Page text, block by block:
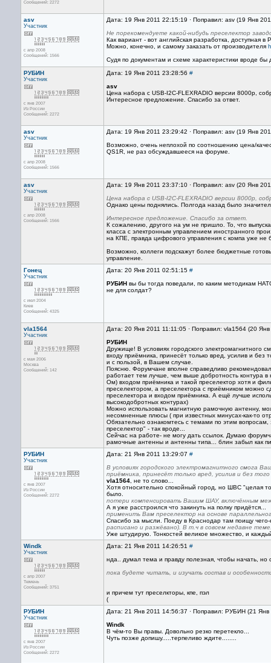
Сообщений: 2272
asv
Участник
с апр 2008
Сообщений: 1566
Дата: 19 Янв 2011 22:15:19 · Поправил: asv (19 Янв
Не порекомендуете какой-нибудь преселектор
Как вариант - вот английская разработка, доступная в
Можно, конечно, и самому заказать от производителя
Судя по документам и схеме характеристики вроде
РУБИН
Участник
с янв 2007
Из России
Сообщений: 2272
Дата: 19 Янв 2011 23:28:56 #
asv
Цена набора с USB-I2C-FLEXRADIO версии 8000р,
Интересное предложение. Спасибо за ответ.
asv
Участник
с апр 2008
Сообщений: 1566
Дата: 19 Янв 2011 23:29:42 · Поправил: asv (19 Янв
Возможно, очень неплохой по соотношению цена/
QS1R, не раз обсуждавшееся на форуме.
asv
Участник
с апр 2008
Сообщений: 1566
Дата: 19 Янв 2011 23:37:10 · Поправил: asv (20 Янв
Цена набора с USB-I2C-FLEXRADIO версии 8000р,
Однако цены поднялись. Полгода назад было
Интересное предложение. Спасибо за ответ.
К сожалению, другого на ум не пришло. То, что
класса с электронным управлением иностранного
на КПЕ, правда цифрового управления с компа уже не
Возможно, коллеги подскажут более бюджетные
управление.
Гонец
Участник
с июл 2004
Киев
Сообщений: 4325
Дата: 20 Янв 2011 02:51:15 #
РУБИН вы бы тогда поведали, по каким методикам
не для солдат?
vla1564
Участник
с мая 2006
Москва
Сообщений: 142
Дата: 20 Янв 2011 11:11:05 · Поправил: vla1564 (20
РУБИН
Дружище! В условиях городского электромагнитного
входу приёмника, принесёт только вред, усилив и
и с пользой, в Вашем случае.
Поясню. Форумчане вполне справедливо
работает тем лучше, чем выше добротность контура
Ом) входом приёмника и такой преселектор хотя и
преселектором, а преселектора с приёмником
преселектора и входом приёмника. А ещё лучше
высокодобротных контурах)
Можно использовать магнитную рамочную антенну,
несомненные плюсы ( при известных минусах-как-то
Обязательно ознакомтесь с темами по этим
преселектор" - так вроде...
Сейчас на работе- не могу дать ссылок. Думаю
рамочные антенны и антенны типа... блин забыл как
РУБИН
Участник
с янв 2007
Из России
Сообщений: 2272
Дата: 21 Янв 2011 13:29:07 #
В условиях городского электромагнитного смога
приёмника, принесёт только вред, усилив и без
vla1564 , не то слово...
Хотя относительно спокойный город, но ШВС "целая
было.
потери компенсировать Вашим ШАУ, включённым
А я уже расстроился что закинуть на полку придётся...
применить Вам преселектор на основе
Спасибо за мысли. Поеду в Краснодар там поищу чего-
расписано и разжёвано). В т.ч в совсем недавне
Уже штудирую. Тонкостей великое множество, и
Windk
Участник
с апр 2007
Тюмень
Сообщений: 3751
Дата: 21 Янв 2011 14:26:51 #
нда.. думал тема и правду полезная, чтобы начать,
пока будете читать, и изучать состав и
и причем тут преселкторы, кпе, пэл
(
РУБИН
Участник
с янв 2007
Из России
Сообщений: 2272
Дата: 21 Янв 2011 14:56:37 · Поправил: РУБИН (21
Windk
В чём-то Вы правы. Довольно резко перетекло...
Чуть позже допишу.....терпеливо ждите........